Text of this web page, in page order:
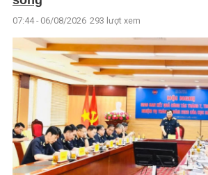
07:44 - 06/08/2026 293 lượt xem